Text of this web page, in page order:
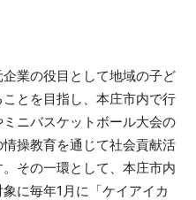
業の役目として地域の子ど
とを目指し、本庄市内で行
ニバスケットボール大会の
操教育を通じて社会貢献活
その一環として、本庄市内
に毎年1月に「ケイアイカ